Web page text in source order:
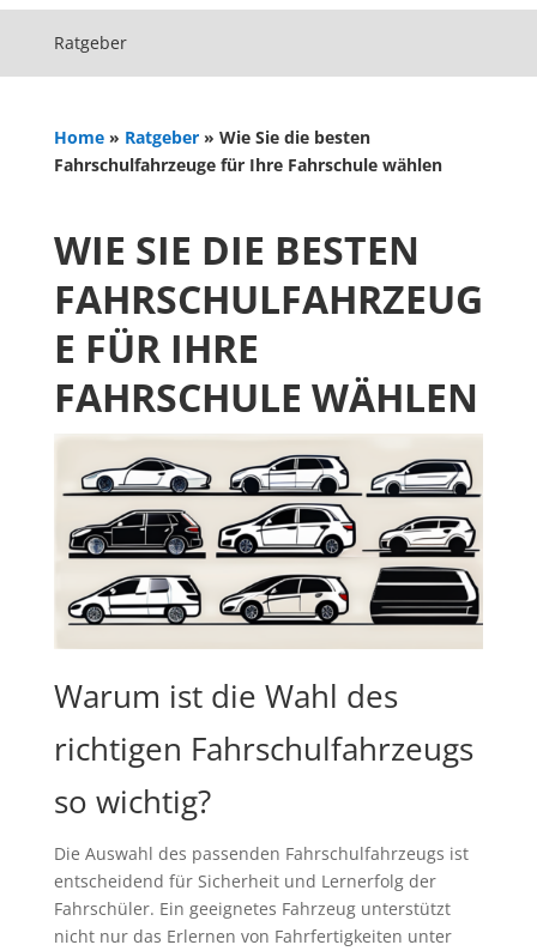
Ratgeber
Home» Ratgeber» Wie Sie die besten
Fahrschulfahrzeuge für Ihre Fahrschule wählen
WIE SIE DIE BESTEN
FAHRSCHULFAHRZEUG
E FÜR IHRE
FAHRSCHULE WÄHLEN
Warum ist die Wahl des
richtigen Fahrschulfahrzeugs
so wichtig?
Die Auswahl des passenden Fahrschulfahrzeugs ist
entscheidend für Sicherheit und Lernerfolg der
Fahrschüler. Ein geeignetes Fahrzeug unterstützt
nicht nur das Erlernen von Fahrfertigkeiten unter